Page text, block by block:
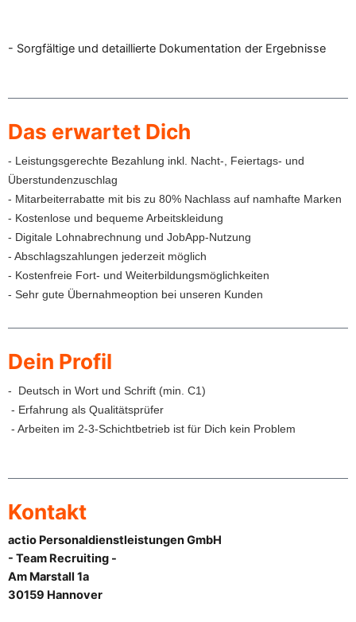
- Sorgfältige und detaillierte Dokumentation der Ergebnisse
Das erwartet Dich
- Leistungsgerechte Bezahlung inkl. Nacht-, Feiertags- und
Überstundenzuschlag
- Mitarbeiterrabatte mit bis zu 80% Nachlass auf namhafte Marken
- Kostenlose und bequeme Arbeitskleidung
- Digitale Lohnabrechnung und JobApp-Nutzung
- Abschlagszahlungen jederzeit möglich
- Kostenfreie Fort- und Weiterbildungsmöglichkeiten
- Sehr gute Übernahmeoption bei unseren Kunden
Dein Profil
- Deutsch in Wort und Schrift (min. C1)
- Erfahrung als Qualitätsprüfer
- Arbeiten im 2-3-Schichtbetrieb ist für Dich kein Problem
Kontakt
actio Personaldienstleistungen GmbH
- Team Recruiting -
Am Marstall 1a
30159 Hannover